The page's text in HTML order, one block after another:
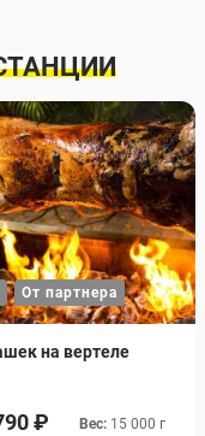
От партнера
на вертеле
₽ Вес: 15 000 г